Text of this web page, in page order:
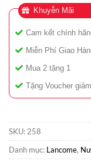
Khuyễn Mãi
Cam kết chính
Miễn Phí Giao
Mua 2 tặng 1
Tặng Voucher
SKU: 258
Danh mục: Lancome,